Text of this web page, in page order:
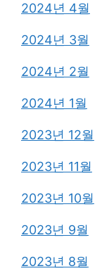
2024년 4월
2024년 3월
2024년 2월
2024년 1월
2023년 12월
2023년 11월
2023년 10월
2023년 9월
2023년 8월